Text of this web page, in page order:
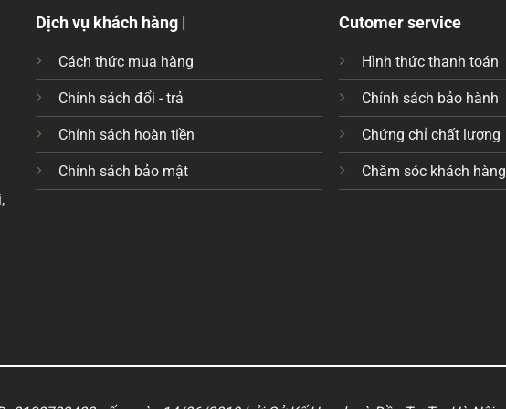
Dịch vụ khách hàng |
Cách thức mua hàng
Chính sách đổi - trả
Chính sách hoàn tiền
Chính sách bảo mật
Cutomer service
Hình thức thanh toán
Chính sách bảo hành
Chứng chỉ chất lượng
Chăm sóc khách hàng